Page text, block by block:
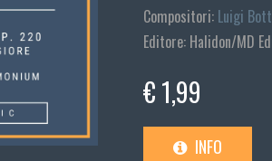
Compositori: Luigi
Editore: Halidon/MD
€ 1,99
INFO